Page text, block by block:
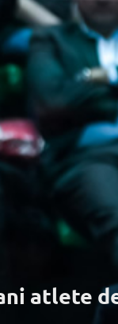
atlete